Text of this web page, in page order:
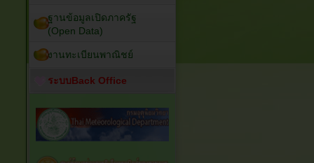
ฐานข้อมูลเปิดภาครัฐ
(Open Data)
งานทะเบียนพาณิชย์
ระบบBack Office